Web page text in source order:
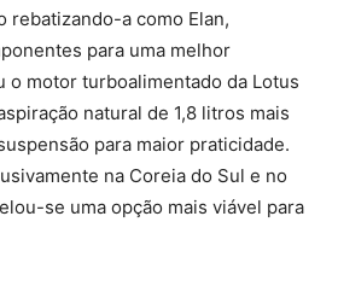
rebatizando-a como Elan,
para uma melhor
o motor turboalimentado da Lotus
natural de 1,8 litros mais
para maior praticidade.
na Coreia do Sul e no
se uma opção mais viável para